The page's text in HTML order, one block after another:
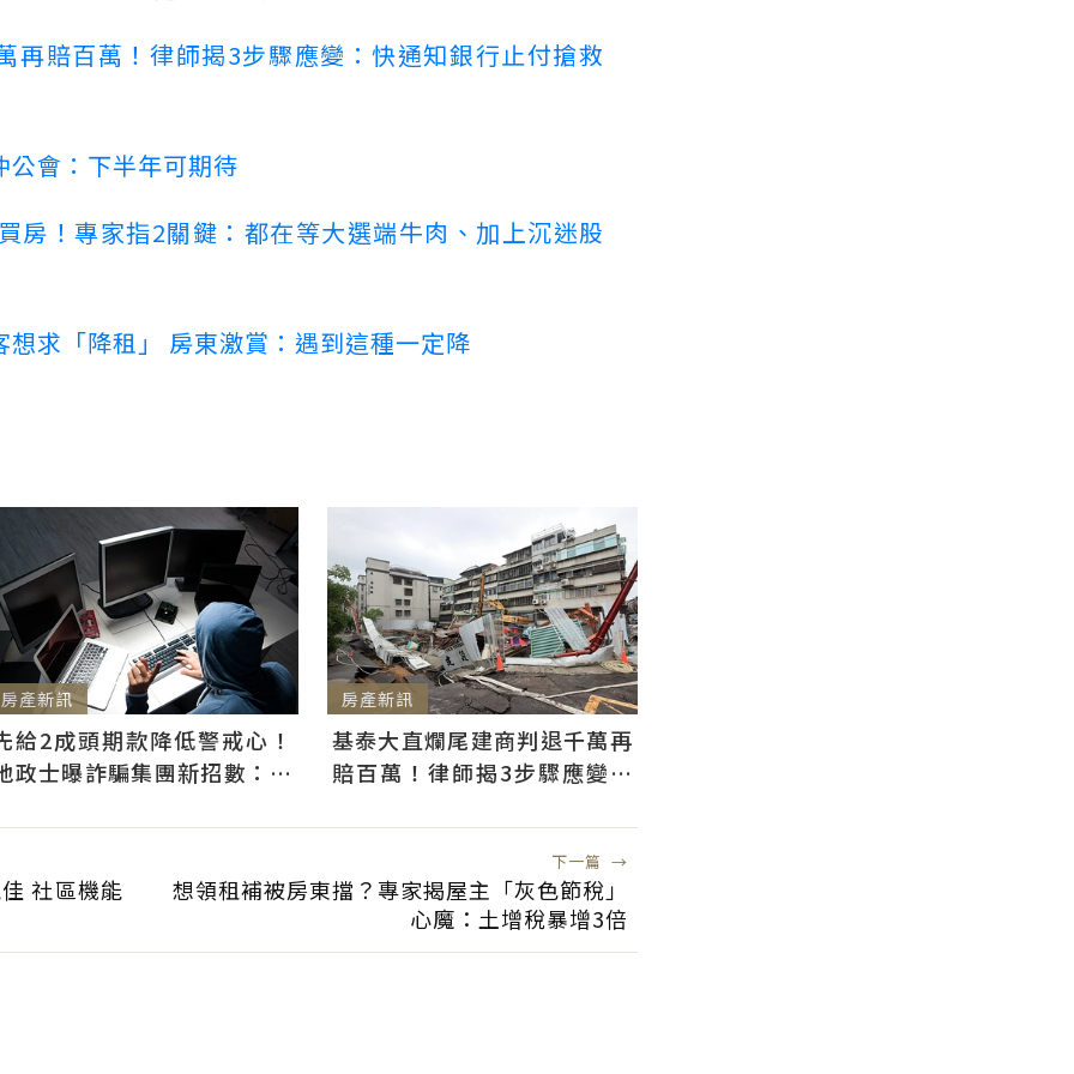
再賠百萬！律師揭3步驟應變：快通知銀行止付搶救
會：下半年可期待
房！專家指2關鍵：都在等大選端牛肉、加上沉迷股
求「降租」 房東激賞：遇到這種一定降
房產新訊
給2成頭期款降低警戒心！
政士曝詐騙集團新招數：偷
房產新訊
基泰大直爛尾建商判退千萬再
賠百萬！律師揭3步驟應變：
社區機能
下一篇 →
想領租補被房東擋？專家揭屋主「灰色節稅」
心魔：土增稅暴增3倍